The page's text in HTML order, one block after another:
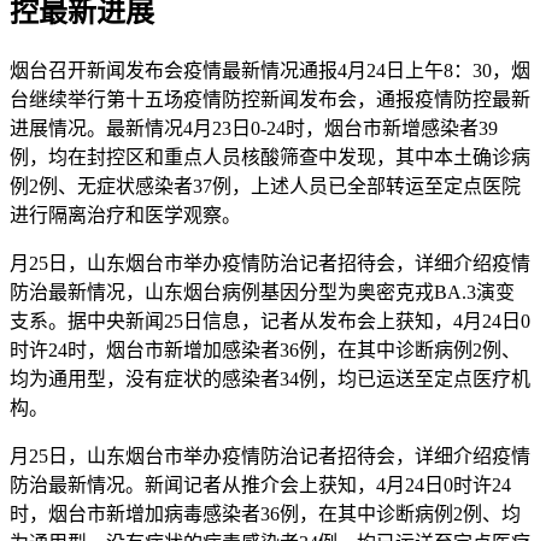
控最新进展
烟台召开新闻发布会疫情最新情况通报4月24日上午8：30，烟
台继续举行第十五场疫情防控新闻发布会，通报疫情防控最新
进展情况。最新情况4月23日0-24时，烟台市新增感染者39
例，均在封控区和重点人员核酸筛查中发现，其中本土确诊病
例2例、无症状感染者37例，上述人员已全部转运至定点医院
进行隔离治疗和医学观察。
月25日，山东烟台市举办疫情防治记者招待会，详细介绍疫情
防治最新情况，山东烟台病例基因分型为奥密克戎BA.3演变
支系。据中央新闻25日信息，记者从发布会上获知，4月24日0
时许24时，烟台市新增加感染者36例，在其中诊断病例2例、
均为通用型，没有症状的感染者34例，均已运送至定点医疗机
构。
月25日，山东烟台市举办疫情防治记者招待会，详细介绍疫情
防治最新情况。新闻记者从推介会上获知，4月24日0时许24
时，烟台市新增加病毒感染者36例，在其中诊断病例2例、均